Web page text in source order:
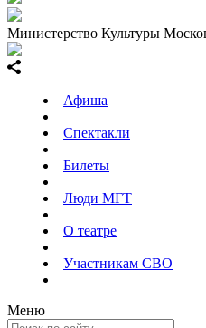
Министерство Культуры
Афиша
Спектакли
Билеты
Люди МГТ
О театре
Участникам СВО
Меню